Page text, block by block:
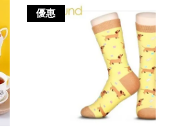
優惠